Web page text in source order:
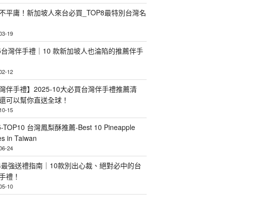
平庸！新加坡人來台必買_TOP8最特別台灣名
19
灣伴手禮｜10 款新加坡人也淪陷的推薦伴手
12
灣伴手禮】2025-10大必買台灣伴手禮推薦清
可以幫你直送全球！
15
TOP10 台灣鳳梨酥推薦-Best 10 Pineapple
in Taiwan
24
強送禮指南｜10款別出心裁、絕對必中的台
禮！
10